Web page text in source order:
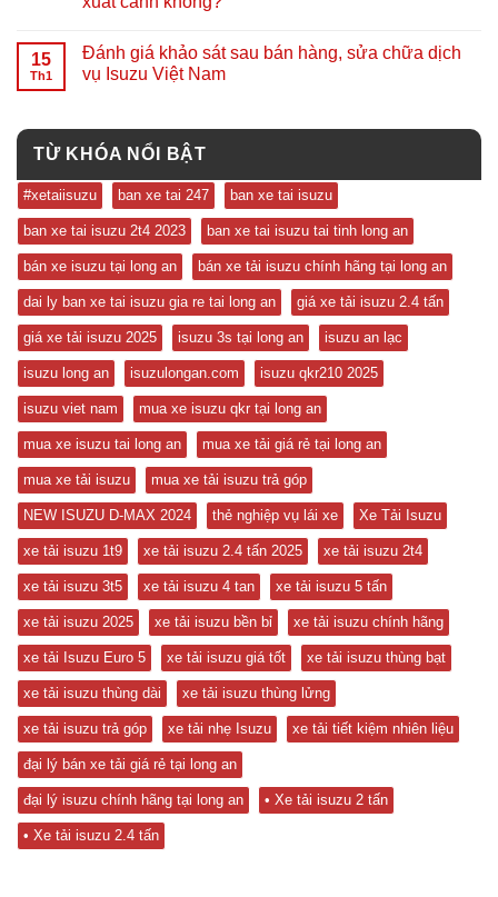
15
Th1
Đánh giá khảo sát sau bán hàng, sửa chữa dịch
vụ Isuzu Việt Nam
TỪ KHÓA NỔI BẬT
#xetaiisuzu ban xe tai 247 ban xe tai isuzu
ban xe tai isuzu 2t4 2023 ban xe tai isuzu tai tinh long an
bán xe isuzu tại long an bán xe tải isuzu chính hãng tại long an
dai ly ban xe tai isuzu gia re tai long an giá xe tải isuzu 2.4 tấn
giá xe tải isuzu 2025 isuzu 3s tại long an isuzu an lạc
isuzu long an isuzulongan.com isuzu qkr210 2025
isuzu viet nam mua xe isuzu qkr tại long an
mua xe isuzu tai long an mua xe tải giá rẻ tại long an
mua xe tải isuzu mua xe tải isuzu trả góp
NEW ISUZU D-MAX 2024 thẻ nghiệp vụ lái xe Xe Tải Isuzu
xe tải isuzu 1t9 xe tải isuzu 2.4 tấn 2025 xe tải isuzu 2t4
xe tải isuzu 3t5 xe tải isuzu 4 tan xe tải isuzu 5 tấn
xe tải isuzu 2025 xe tải isuzu bền bỉ xe tải isuzu chính hãng
xe tải Isuzu Euro 5 xe tải isuzu giá tốt xe tải isuzu thùng bạt
xe tải isuzu thùng dài xe tải isuzu thùng lửng
xe tải isuzu trả góp xe tải nhẹ Isuzu xe tải tiết kiệm nhiên liệu
đại lý bán xe tải giá rẻ tại long an
đại lý isuzu chính hãng tại long an • Xe tải isuzu 2 tấn
• Xe tải isuzu 2.4 tấn